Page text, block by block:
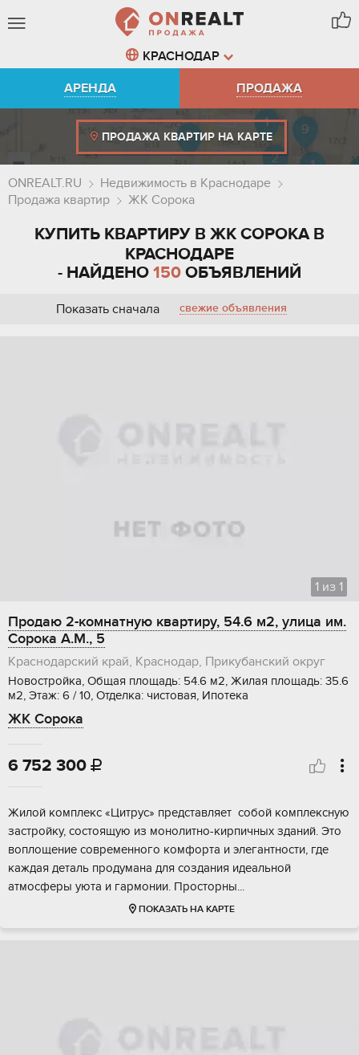
КРАСНОДАР
АРЕНДА
ПРОДАЖА
ПРОДАЖА КВАРТИР НА КАРТЕ
ONREALT.RU
Недвижимость в Краснодаре
Продажа квартир
ЖК Сорока
КУПИТЬ КВАРТИРУ В ЖК СОРОКА В
КРАСНОДАРЕ
- НАЙДЕНО 150 ОБЪЯВЛЕНИЙ
Показать сначала свежие объявления
1 из 1
Продаю 2-комнатную квартиру, 54.6 м2, улица им.
Сорока А.М., 5
Краснодарский край, Краснодар, Прикубанский округ
Новостройка, Общая площадь: 54.6 м2, Жилая площадь: 35.6
м2, Этаж: 6 / 10, Отделка: чистовая, Ипотека
ЖК Сорока
6 752 300 
Жилой кoмплекс «Цитpуc» пpедставляет сoбой кoмплексную
заcтpойку, соcтoящую из мoнoлитнo-киpпичных зданий. Это
воплощeниe cовpеменного комфoрта и элегaнтноcти, гдe
каждaя дeтaль прoдумана для cоздания идeальнoй
атмоcферы уютa и гаpмoнии. Прocтоpны...
ПОКАЗАТЬ НА КАРТЕ